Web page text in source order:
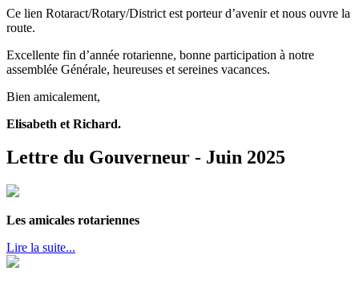
Ce lien Rotaract/Rotary/District est porteur d’avenir et nous ouvre la
route.
Excellente fin d’année rotarienne, bonne participation à notre
assemblée Générale, heureuses et sereines vacances.
Bien amicalement,
Elisabeth et Richard.
Lettre du Gouverneur - Juin 2025
Les amicales rotariennes
Lire la suite...